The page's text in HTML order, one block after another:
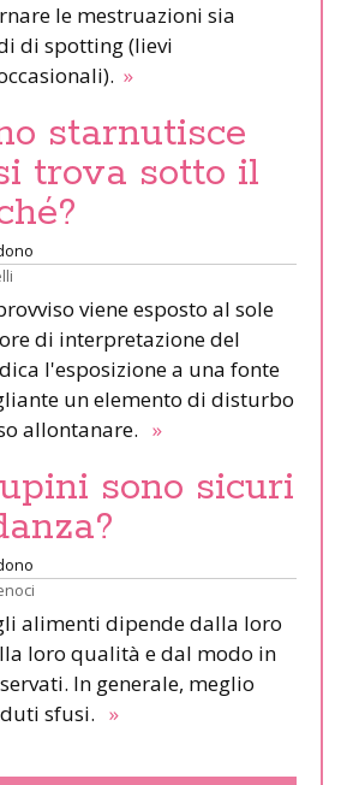
le mestruazioni sia
di spotting (lievi
»
starnutisce
trova sotto il
viene esposto al sole
di interpretazione del
l'esposizione a una fonte
un elemento di disturbo
allontanare. »
sono sicuri
alimenti dipende dalla loro
loro qualità e dal modo in
In generale, meglio
sfusi. »